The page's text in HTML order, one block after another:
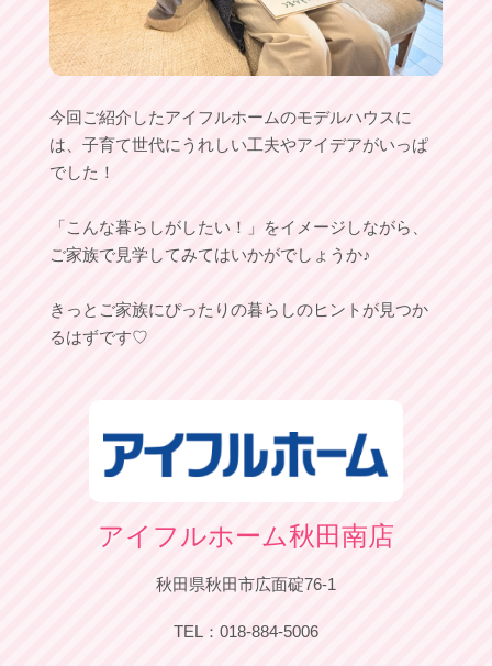
今回ご紹介したアイフルホームのモデルハウスに
は、子育て世代にうれしい工夫やアイデアがいっぱ
でした！
「こんな暮らしがしたい！」をイメージしながら、
ご家族で見学してみてはいかがでしょうか♪
きっとご家族にぴったりの暮らしのヒントが見つか
るはずです♡
アイフルホーム秋田南店
秋田県秋田市広面碇76-1
TEL：018-884-5006